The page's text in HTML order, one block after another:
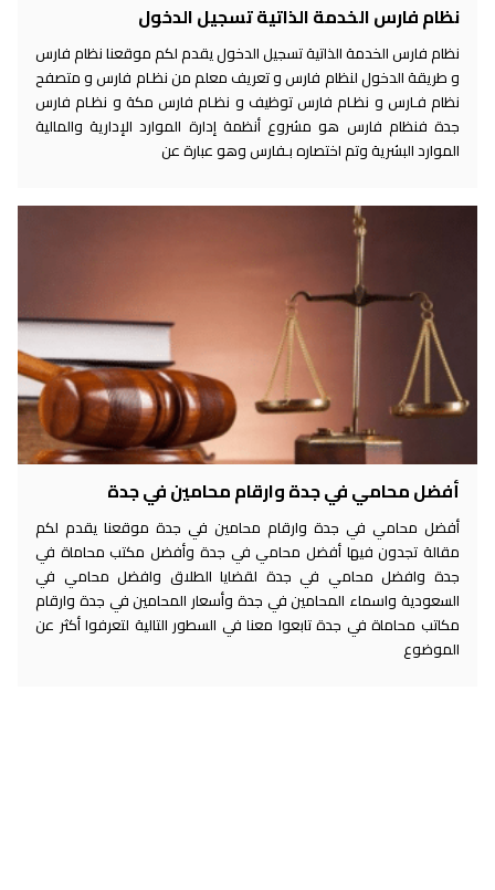
نظام فارس الخدمة الذاتية تسجيل الدخول
نظام فارس الخدمة الذاتية تسجيل الدخول يقدم لكم موقعنا نظام فارس
و طريقة الدخول لنظام فارس و تعريف معلم من نظـام فارس و متصفح
نظام فـارس و نظـام فارس توظيف و نظـام فارس مكة و نظـام فارس
جدة فنظام فارس هو مشروع أنظمة إدارة الموارد الإدارية والمالية
الموارد البشرية وتم اختصاره بـفارس وهو عبارة عن
أفضل محامي في جدة وارقام محامين في جدة
أفضل محامي في جدة وارقام محامين في جدة موقعنا يقدم لكم
مقالة تجدون فيها أفضل محامي في جدة وأفضل مكتب محاماة في
جدة وافضل محامي في جدة لقضايا الطلاق وافضل محامي في
السعودية واسماء المحامين في جدة وأسعار المحامين في جدة وارقام
مكاتب محاماة في جدة تابعوا معنا في السطور التالية لتعرفوا أكثر عن
الموضوع